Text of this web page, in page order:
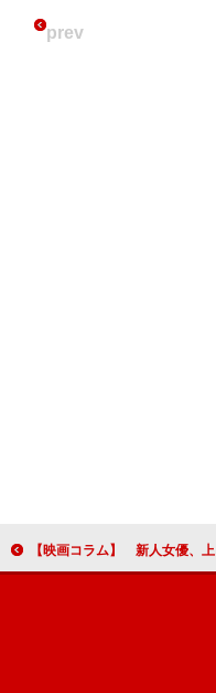
prev
【映画コラム】 新人女優、上白石萌音を発見するための映画『舞妓はレディ』